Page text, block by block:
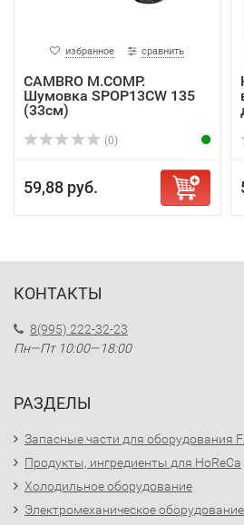
избранное сравнить
CAMBRO M.COMP.
Шумовка SPOP13CW 135
(33см)
(0)
59,88 руб.
КОНТАКТЫ
8(995) 222-32-23
Пн—Пт 10:00—18:00
РАЗДЕЛЫ
Запасные части для оборудования
Продукты, ингредиенты для HoReCa
Холодильное оборудование
Электромеханическое оборудование